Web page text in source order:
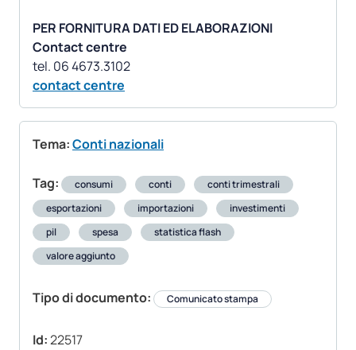
PER FORNITURA DATI ED ELABORAZIONI
Contact centre
contact centre
Tema:Conti nazionali
Tag: consumi conti
conti trimestrali
esportazioni
importazioni
investimenti
pil
spesa
statistica flash
valore aggiunto
Tipo di documento: Comunicato stampa
Id:22517